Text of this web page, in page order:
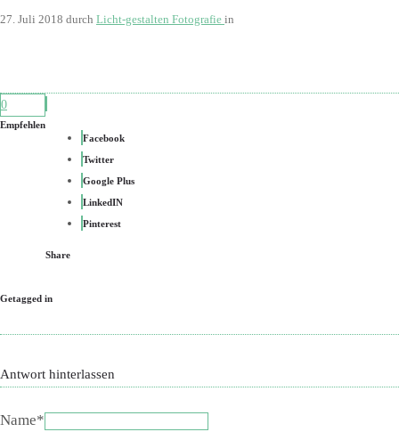
27. Juli 2018 durch Licht-gestalten Fotografie in
0
Empfehlen
Facebook
Twitter
Google Plus
LinkedIN
Pinterest
Share
Getagged in
Antwort hinterlassen
Name*